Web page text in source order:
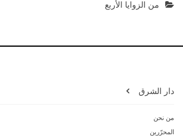
من الزوايا الأربع
دار الشرق
من نحن
المحرّرين